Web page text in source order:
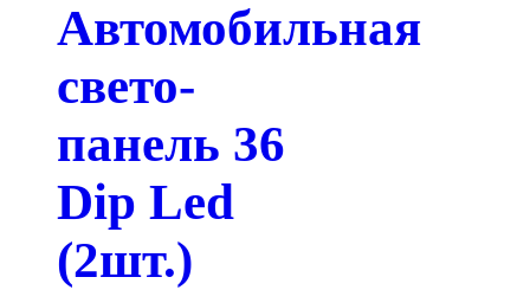
Автомобильная
свето-
панель 36
Dip Led
(2шт.)